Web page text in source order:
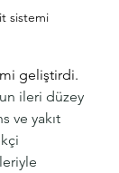
sistemi
geliştirdi.
ileri düzey
ve yakıt